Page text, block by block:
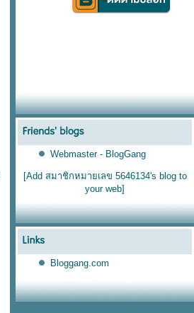
Webmaster - BlogGang
[Add สมาชิกหมายเลข 5646134's blog to
your web]
Bloggang.com